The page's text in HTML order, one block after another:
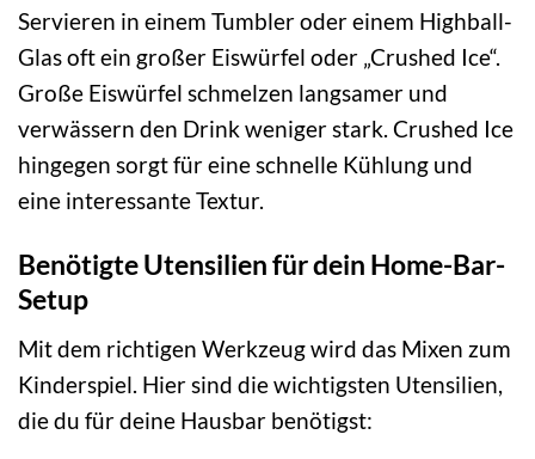
Servieren in einem Tumbler oder einem Highball-
Glas oft ein großer Eiswürfel oder „Crushed Ice“.
Große Eiswürfel schmelzen langsamer und
verwässern den Drink weniger stark. Crushed Ice
hingegen sorgt für eine schnelle Kühlung und
eine interessante Textur.
Benötigte Utensilien für dein Home-Bar-
Setup
Mit dem richtigen Werkzeug wird das Mixen zum
Kinderspiel. Hier sind die wichtigsten Utensilien,
die du für deine Hausbar benötigst: